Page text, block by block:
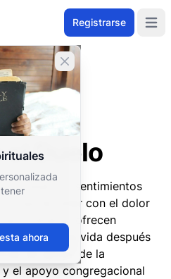
Registrarse
Cerrar banner
ahora
Duelo
los sentimientos
de lidiar con el dolor
cristianas ofrecen
en una vida después
de apoyo de la
el apoyo congregacional